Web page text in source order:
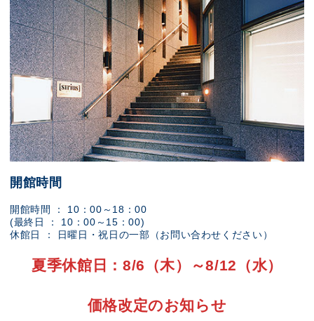
開館時間
開館時間 ： 10：00～18：00
(最終日 ： 10：00～15：00)
休館日 ： 日曜日・祝日の一部（お問い合わせください）
夏季休館日：8/6（木）～8/12（水）
価格改定のお知らせ